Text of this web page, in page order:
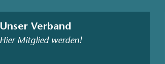
Unser Verband
Hier Mitglied werden!